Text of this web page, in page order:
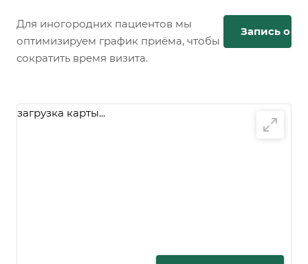
Для иногородних пациентов мы
оптимизируем график приёма, чтобы
сократить время визита.
Запись
загрузка карты...